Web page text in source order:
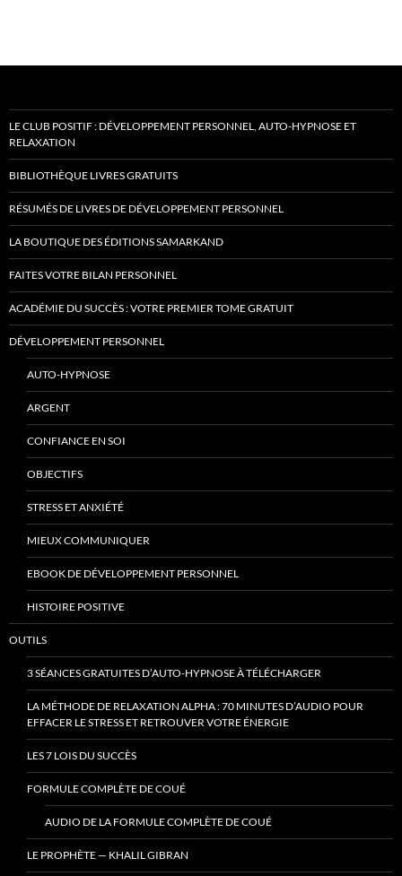
LE CLUB POSITIF : DÉVELOPPEMENT PERSONNEL, AUTO-HYPNOSE ET
RELAXATION
BIBLIOTHÈQUE LIVRES GRATUITS
RÉSUMÉS DE LIVRES DE DÉVELOPPEMENT PERSONNEL
LA BOUTIQUE DES ÉDITIONS SAMARKAND
FAITES VOTRE BILAN PERSONNEL
ACADÉMIE DU SUCCÈS : VOTRE PREMIER TOME GRATUIT
DÉVELOPPEMENT PERSONNEL
AUTO-HYPNOSE
ARGENT
CONFIANCE EN SOI
OBJECTIFS
STRESS ET ANXIÉTÉ
MIEUX COMMUNIQUER
EBOOK DE DÉVELOPPEMENT PERSONNEL
HISTOIRE POSITIVE
OUTILS
3 SÉANCES GRATUITES D’AUTO-HYPNOSE À TÉLÉCHARGER
LA MÉTHODE DE RELAXATION ALPHA : 70 MINUTES D’AUDIO POUR
EFFACER LE STRESS ET RETROUVER VOTRE ÉNERGIE
LES 7 LOIS DU SUCCÈS
FORMULE COMPLÈTE DE COUÉ
AUDIO DE LA FORMULE COMPLÈTE DE COUÉ
LE PROPHÈTE — KHALIL GIBRAN